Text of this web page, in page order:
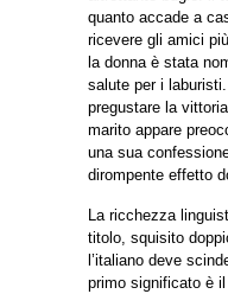
quanto accade a
ricevere gli amici
la donna è stata
salute per i
pregustare la
marito appare
una sua
dirompente effetto
La ricchezza
titolo, squisito
l’italiano deve
primo significato è il